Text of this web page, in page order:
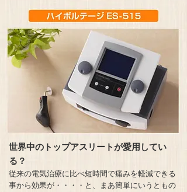
世界中のトップアスリートが愛用してい
る？
従来の電気治療に比べ短時間で痛みを軽減できる
事から効果が・・・・ と、まあ簡単にいうともの